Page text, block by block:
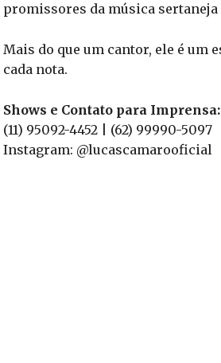
promissores da música
Mais do que um cantor, ele é um
cada nota.
Shows e Contato para Imprensa:
(11) 95092-4452 | (62) 99990-5097
Instagram: @lucascamarooficial